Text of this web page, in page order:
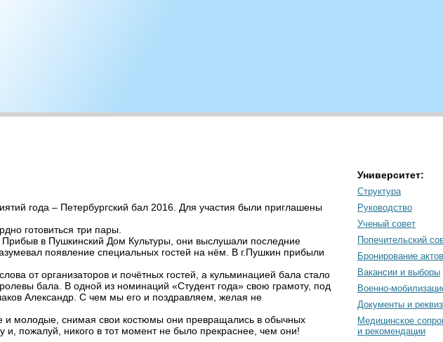
года – Петербургский бал 2016. Для участия были приглашены
готовиться три пары.
в Пушкинский Дом Культуры, они выслушали последние
появление специальных гостей на нём. В г.Пушкин прибыли
от организаторов и почётных гостей, а кульминацией бала стало
бала. В одной из номинаций «Студент года» свою грамоту, под
Александр. С чем мы его и поздравляем, желая не
и молодые, снимая свои костюмы они превращались в обычных
и, пожалуй, никого в тот момент не было прекраснее, чем они!
Университет:
Структура
Руководство
Ученый совет
Попечительский
Бронирование
Вакансии и выборы
Военно-
Документы и
Медицинское
и рекомендации